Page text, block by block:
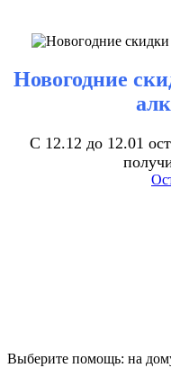
Новогодние
С 12.12 до 12.01
Выберите помощь: на